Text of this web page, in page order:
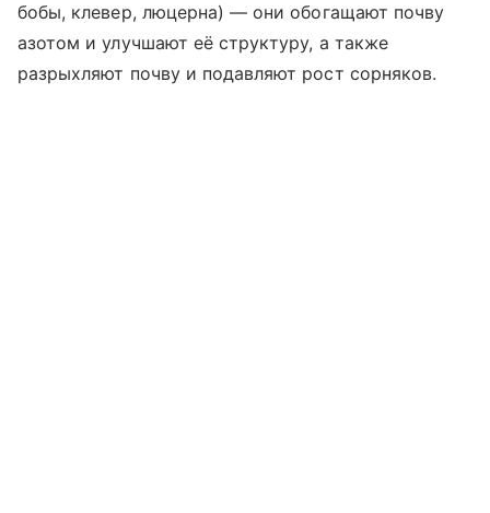
бобы, клевер, люцерна) — они обогащают почву
азотом и улучшают её структуру, а также
разрыхляют почву и подавляют рост сорняков.